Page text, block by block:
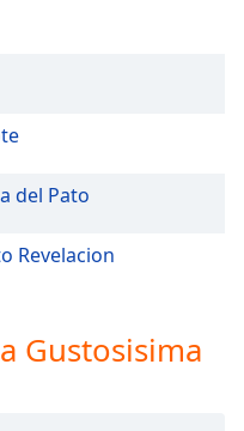
del Pato
Revelacion
Gustosisima